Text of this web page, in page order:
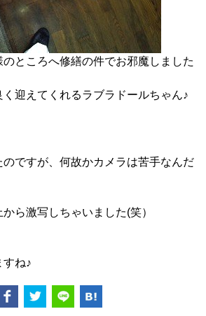
ところへ修繕の件でお邪魔しました
迎えてくれるラブラドールちゃん♪
ですが、何故かカメラは苦手なんだ
ら激写しちゃいました(笑）
すね♪